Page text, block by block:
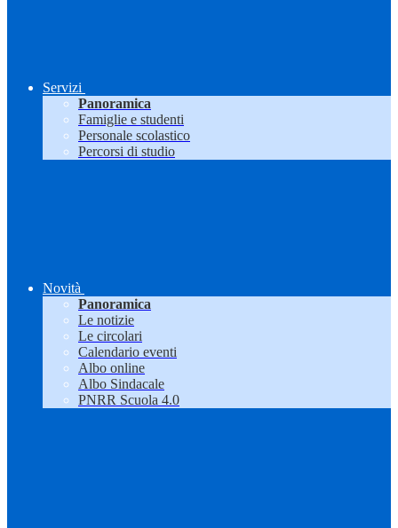
Servizi
Panoramica
Famiglie e studenti
Personale scolastico
Percorsi di studio
Novità
Panoramica
Le notizie
Le circolari
Calendario eventi
Albo online
Albo Sindacale
PNRR Scuola 4.0